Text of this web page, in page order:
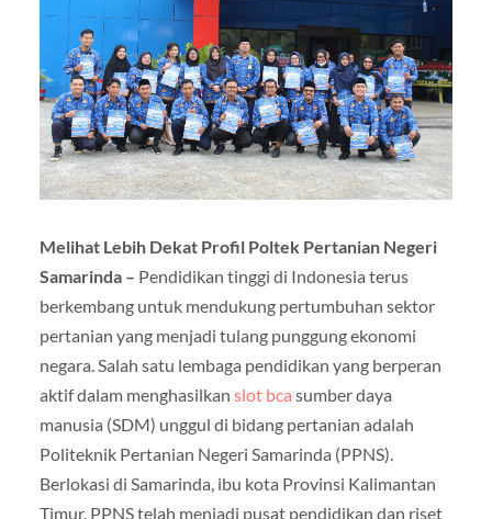
Melihat Lebih Dekat Profil Poltek Pertanian Negeri
Samarinda – Pendidikan tinggi di Indonesia terus
berkembang untuk mendukung pertumbuhan sektor
pertanian yang menjadi tulang punggung ekonomi
negara. Salah satu lembaga pendidikan yang berperan
aktif dalam menghasilkan slot bca sumber daya
manusia (SDM) unggul di bidang pertanian adalah
Politeknik Pertanian Negeri Samarinda (PPNS).
Berlokasi di Samarinda, ibu kota Provinsi Kalimantan
Timur, PPNS telah menjadi pusat pendidikan dan riset